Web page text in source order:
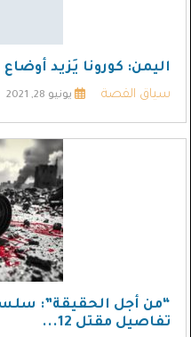
اليمن: كورونا يَزيد
سياق القصة يونيو 28, 2021
“من أجل الحقيقة”:
تفاصيل مقتل 12...